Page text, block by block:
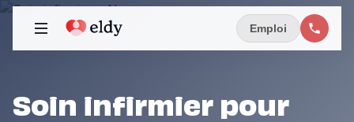
Emploi
Soin infirmier pour